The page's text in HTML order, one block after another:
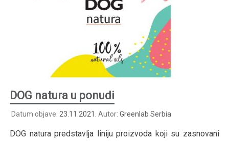
DOG natura u ponudi
Datum objave: 23.11.2021. Autor: Greenlab Serbia
DOG natura predstavlja liniju proizvoda koji su zasnovani